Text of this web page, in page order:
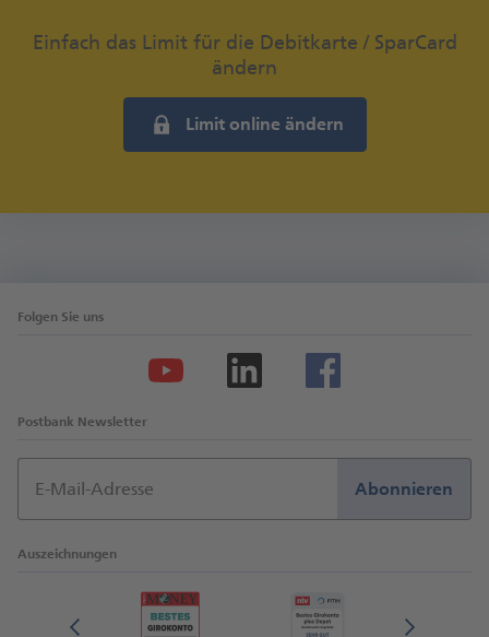
Einfach das Limit für die Debitkarte / SparCard
ändern
Limit online ändern
Folgen Sie uns
Postbank Newsletter
E-Mail-Adresse Abonnieren
Auszeichnungen